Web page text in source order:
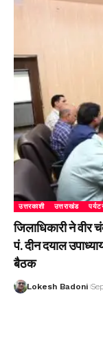
उत्तरकाशी उत्तराखंड
जिलाधिकारी ने वीर
पं. दीन दयाल
बैठक
Lokesh Badoni